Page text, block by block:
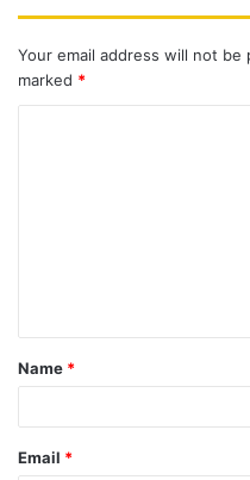
Your email address will not be
marked *
t
*
Name *
Email *